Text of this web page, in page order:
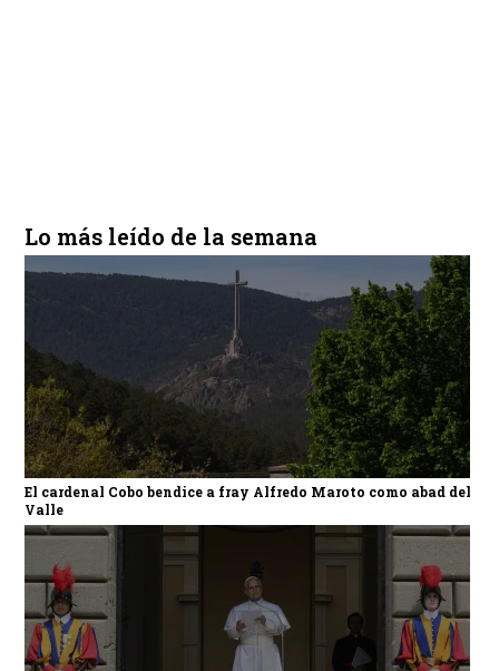
Lo más leído de la semana
El cardenal Cobo bendice a fray Alfredo Maroto como abad del
Valle